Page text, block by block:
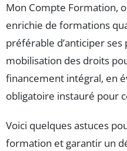
Mon Compte Formation,
enrichie de formations
préférable d’anticiper
mobilisation des droits
financement intégral, en
obligatoire instauré pour
Voici quelques astuces
formation et garantir un